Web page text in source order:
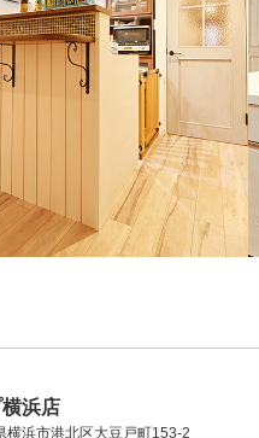
横浜店
横浜市港北区大豆戸町153-2